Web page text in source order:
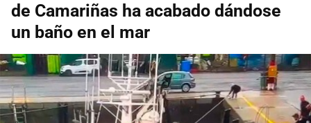
de Camariñas ha acabado dándose
un baño en el mar